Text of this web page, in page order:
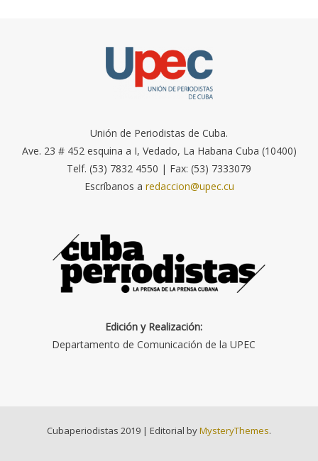
Unión de Periodistas de Cuba.
Ave. 23 # 452 esquina a I, Vedado, La Habana Cuba (10400)
Telf. (53) 7832 4550 | Fax: (53) 7333079
Escríbanos a redaccion@upec.cu
Edición y Realización:
Departamento de Comunicación de la UPEC
Cubaperiodistas 2019 | Editorial byMysteryThemes.